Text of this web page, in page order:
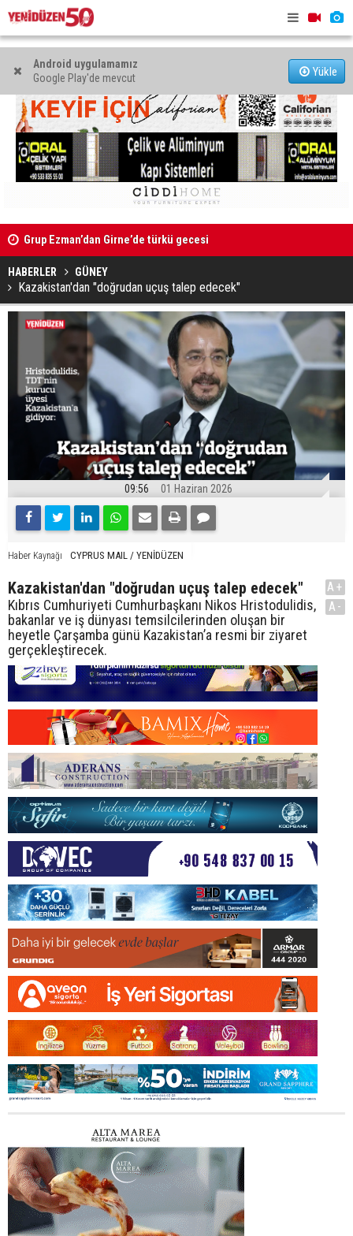
Android uygulamamız
Google Play'de mevcut
Yükle
Kıbrıs’ın güneyinde yıllık enflasyon temmuzda yüzde 2,9
oldu
HABERLER GÜNEY
Kazakistan'dan "doğrudan uçuş talep edecek"
09:56 01 Haziran 2026
Haber Kaynağı CYPRUS MAIL / YENİDÜZEN
Kazakistan'dan "doğrudan uçuş talep edecek"
Kıbrıs Cumhuriyeti Cumhurbaşkanı Nikos Hristodulidis,
bakanlar ve iş dünyası temsilcilerinden oluşan bir
heyetle Çarşamba günü Kazakistan’a resmi bir ziyaret
gerçekleştirecek.
A+
A-